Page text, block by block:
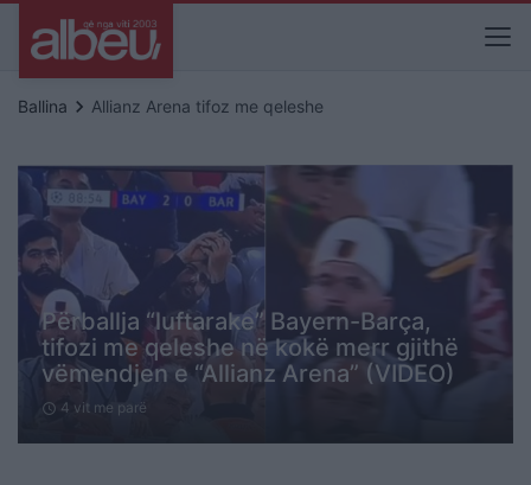
Ballina keyboard_arrow_right Allianz Arena tifoz me qeleshe
Përballja “luftarake” Bayern-Barça,
tifozi me qeleshe në kokë merr gjithë
vëmendjen e “Allianz Arena” (VIDEO)
schedule 4 vit me parë